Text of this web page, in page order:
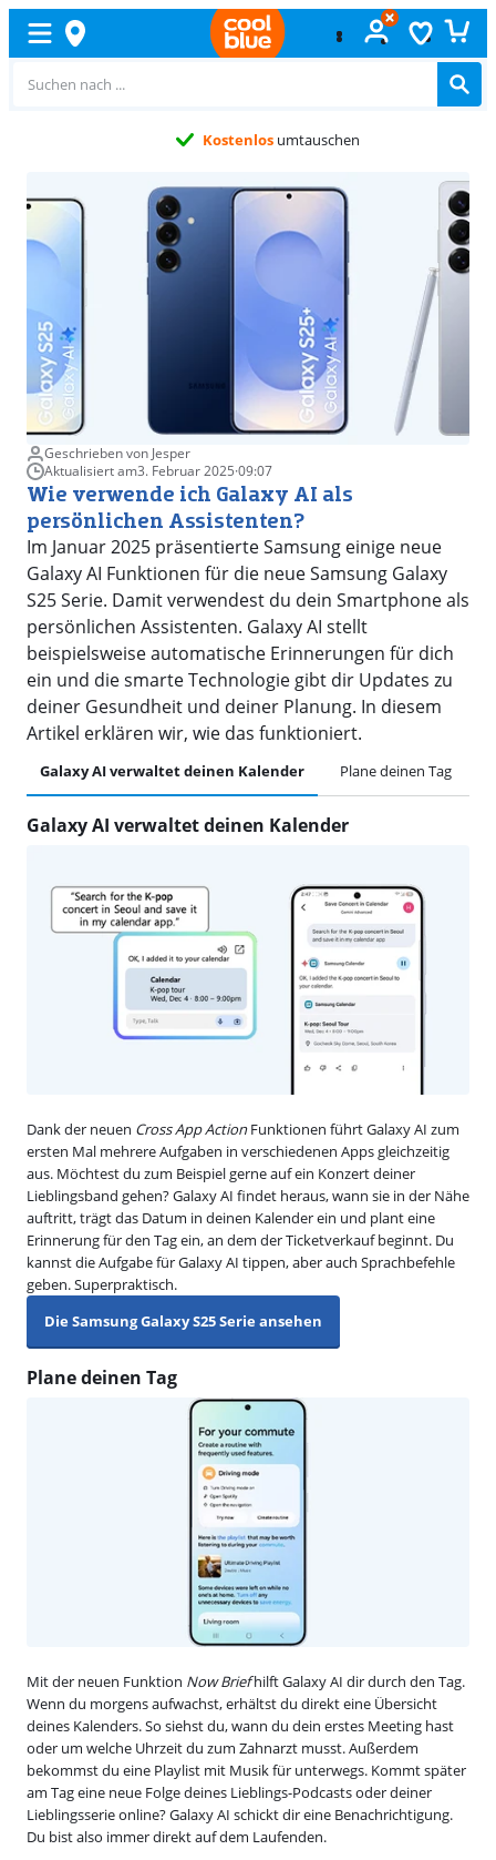
Kostenlosumtauschen
Geschrieben von Jesper
Aktualisiert am3. Februar 2025·09:07
Wie verwende ich Galaxy AI als
persönlichen Assistenten?
Im Januar 2025 präsentierte Samsung einige neue
Galaxy AI Funktionen für die neue Samsung Galaxy
S25 Serie. Damit verwendest du dein Smartphone als
persönlichen Assistenten. Galaxy AI stellt
beispielsweise automatische Erinnerungen für dich
ein und die smarte Technologie gibt dir Updates zu
deiner Gesundheit und deiner Planung. In diesem
Artikel erklären wir, wie das funktioniert.
Galaxy AI verwaltet deinen Kalender Plane deinen Tag
Galaxy AI verwaltet deinen Kalender
Dank der neuen Cross App ActionFunktionen führt Galaxy AI zum
ersten Mal mehrere Aufgaben in verschiedenen Apps gleichzeitig
aus. Möchtest du zum Beispiel gerne auf ein Konzert deiner
Lieblingsband gehen? Galaxy AI findet heraus, wann sie in der Nähe
auftritt, trägt das Datum in deinen Kalender ein und plant eine
Erinnerung für den Tag ein, an dem der Ticketverkauf beginnt. Du
kannst die Aufgabe für Galaxy AI tippen, aber auch Sprachbefehle
geben. Superpraktisch.
Die Samsung Galaxy S25 Serie ansehen
Plane deinen Tag
Mit der neuen Funktion Now Briefhilft Galaxy AI dir durch den Tag.
Wenn du morgens aufwachst, erhältst du direkt eine Übersicht
deines Kalenders. So siehst du, wann du dein erstes Meeting hast
oder um welche Uhrzeit du zum Zahnarzt musst. Außerdem
bekommst du eine Playlist mit Musik für unterwegs. Kommt später
am Tag eine neue Folge deines Lieblings-Podcasts oder deiner
Lieblingsserie online? Galaxy AI schickt dir eine Benachrichtigung.
Du bist also immer direkt auf dem Laufenden.